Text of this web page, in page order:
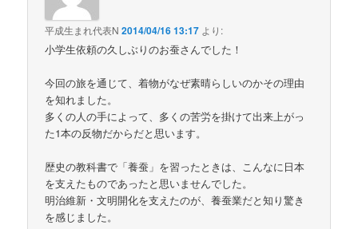
平成生まれ代表N 2014/04/16 13:17 より:
小学生依頼の久しぶりのお蚕さんでした！
今回の旅を通じて、着物がなぜ素晴らしいのかその理由
を知れました。
多くの人の手によって、多くの苦労を掛けて出来上がっ
た1本の反物だからだと思います。
歴史の教科書で「養蚕」を習ったときは、こんなに日本
を支えたものであったと思いませんでした。
明治維新・文明開化を支えたのが、養蚕業だと知り驚き
を感じました。